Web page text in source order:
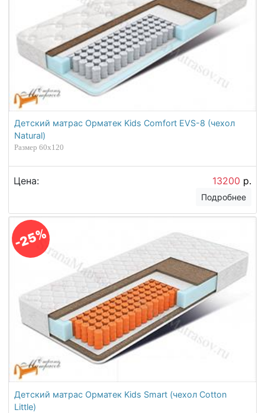
Детский матрас Орматек Kids Comfort EVS-8 (чехол
Natural)
Размер 60х120
Цена: 13200 р.
Подробнее
-25%
Детский матрас Орматек Kids Smart (чехол Cotton
Little)